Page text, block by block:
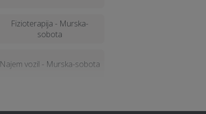
Fizioterapija - Murska-
sobota
Najem vozil - Murska-sobota